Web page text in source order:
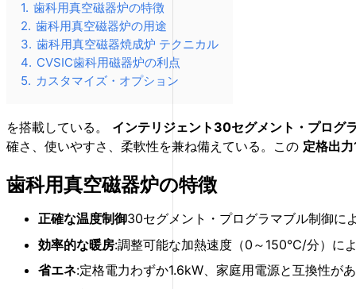
1. 歯科用真空磁器炉の特徴
2. 歯科用真空磁器炉の用途
3. 歯科用真空磁器焼成炉 テクニカル
4. CVSIC歯科用磁器炉の利点
5. カスタマイズ・オプション
を搭載している。 インテリジェント30セグメント・プログ
確さ、使いやすさ、柔軟性を兼ね備えている。この 定格出
歯科用真空磁器炉の特徴
正確な温度制御30セグメント・プログラマブル制御
効率的な暖房:調整可能な加熱速度（0～150℃/分）に
省エネ:定格電力わずか1.6kW、家庭用電源と互換性が